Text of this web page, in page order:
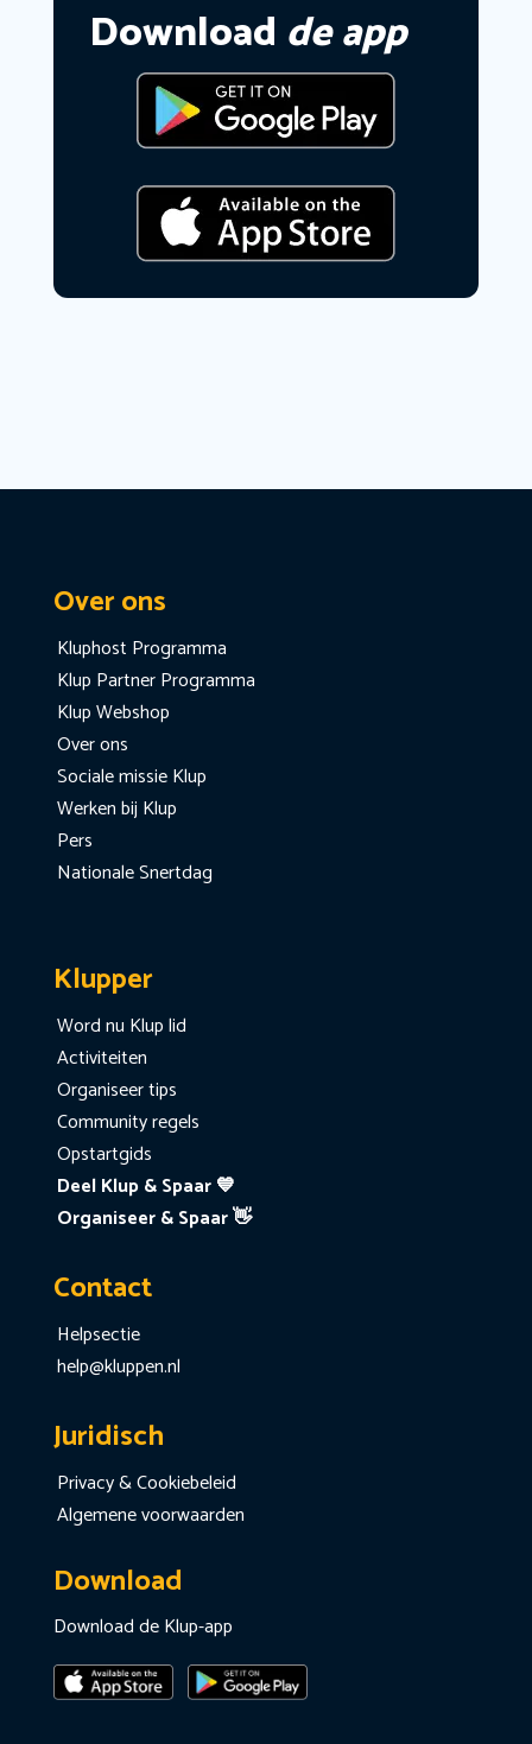
Download de app
Over ons
Kluphost Programma
Klup Partner Programma
Klup Webshop
Over ons
Sociale missie Klup
Werken bij Klup
Pers
Nationale Snertdag
Klupper
Word nu Klup lid
Activiteiten
Organiseer tips
Community regels
Opstartgids
Deel Klup & Spaar 💙
Organiseer & Spaar 👋
Contact
Helpsectie
help@kluppen.nl
Juridisch
Privacy & Cookiebeleid
Algemene voorwaarden
Download
Download de Klup-app